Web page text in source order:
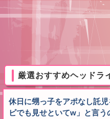
厳選おすすめヘッドラ
休日に甥っ子をアポなし託
ビでも見せといてw」と言